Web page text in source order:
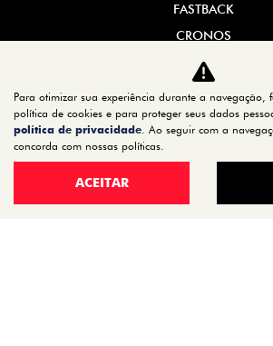
FASTBACK
CRONOS
NOVA FIORINO
NOVO DUCATO
Para otimizar sua experiência durante a navegação,
política de cookies e para proteger seus dados
política de privacidade. Ao seguir com a
concorda com nossas políticas.
ACEITAR